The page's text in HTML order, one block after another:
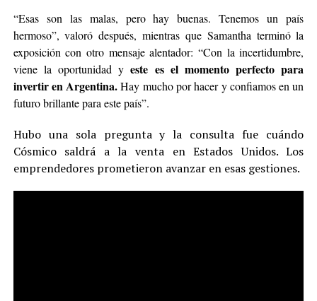
“Esas son las malas, pero hay buenas. Tenemos un país
hermoso”, valoró después, mientras que Samantha terminó la
exposición con otro mensaje alentador: “Con la incertidumbre,
viene la oportunidad yeste es el momento perfecto para
invertir en Argentina.Hay mucho por hacer y confiamos en un
futuro brillante para este país”.
Hubo una sola pregunta y la consulta fue cuándo
Cósmico saldrá a la venta en Estados Unidos. Los
emprendedores prometieron avanzar en esas gestiones.